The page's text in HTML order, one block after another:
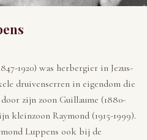
1920) was herbergier in Jezus-
druivenserren in eigendom die
zijn zoon Guillaume (1880-
kleinzoon Raymond (1915-1999).
Luppens ook bij de